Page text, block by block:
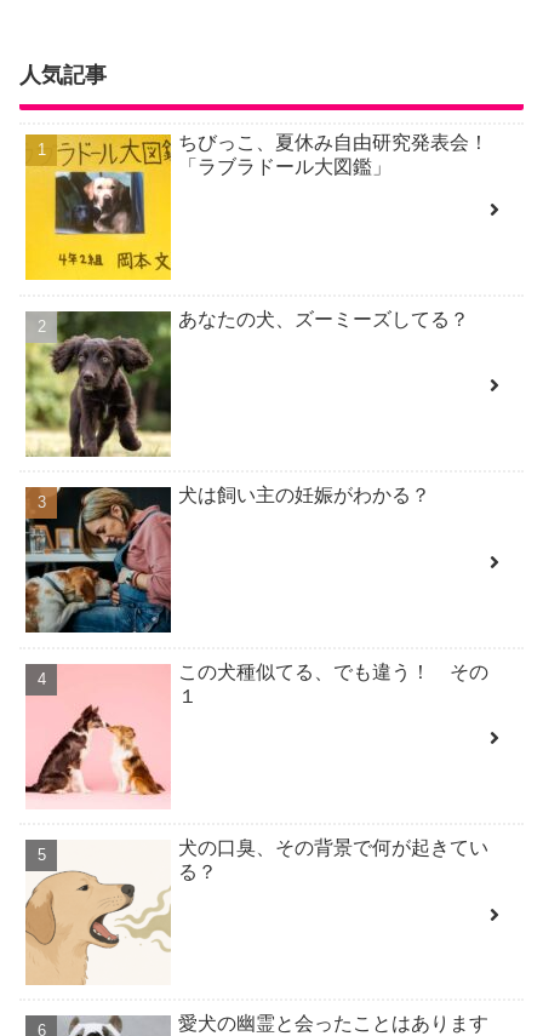
人気記事
ちびっこ、夏休み自由研究発表会！
「ラブラドール大図鑑」
あなたの犬、ズーミーズしてる？
犬は飼い主の妊娠がわかる？
この犬種似てる、でも違う！ その
１
犬の口臭、その背景で何が起きてい
る？
愛犬の幽霊と会ったことはあります